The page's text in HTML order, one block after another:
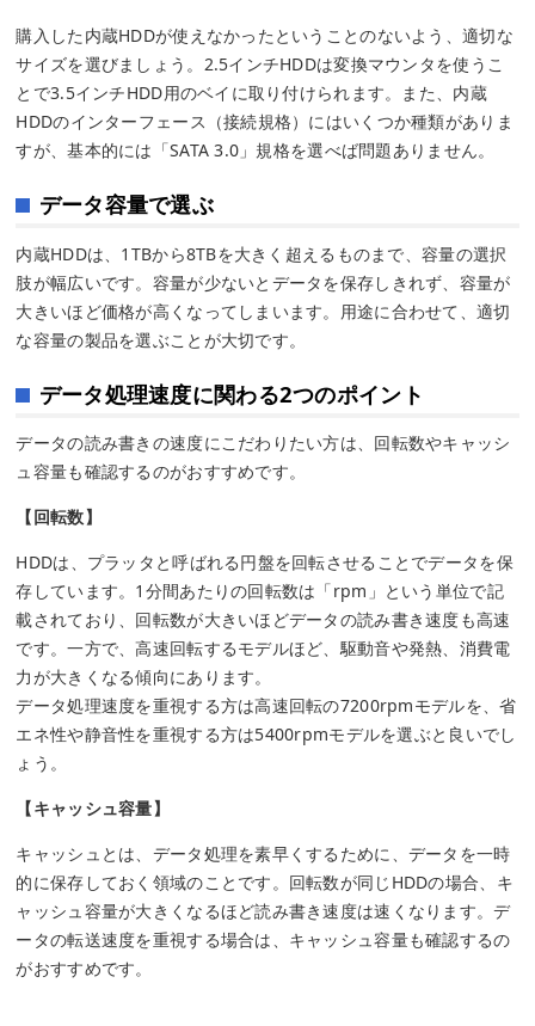
購入した内蔵HDDが使えなかったということのないよう、適切な
サイズを選びましょう。2.5インチHDDは変換マウンタを使うこ
とで3.5インチHDD用のベイに取り付けられます。また、内蔵
HDDのインターフェース（接続規格）にはいくつか種類がありま
すが、基本的には「SATA 3.0」規格を選べば問題ありません。
データ容量で選ぶ
内蔵HDDは、1TBから8TBを大きく超えるものまで、容量の選択
肢が幅広いです。容量が少ないとデータを保存しきれず、容量が
大きいほど価格が高くなってしまいます。用途に合わせて、適切
な容量の製品を選ぶことが大切です。
データ処理速度に関わる2つのポイント
データの読み書きの速度にこだわりたい方は、回転数やキャッシ
ュ容量も確認するのがおすすめです。
【回転数】
HDDは、プラッタと呼ばれる円盤を回転させることでデータを保
存しています。1分間あたりの回転数は「rpm」という単位で記
載されており、回転数が大きいほどデータの読み書き速度も高速
です。一方で、高速回転するモデルほど、駆動音や発熱、消費電
力が大きくなる傾向にあります。
データ処理速度を重視する方は高速回転の7200rpmモデルを、省
エネ性や静音性を重視する方は5400rpmモデルを選ぶと良いでし
ょう。
【キャッシュ容量】
キャッシュとは、データ処理を素早くするために、データを一時
的に保存しておく領域のことです。回転数が同じHDDの場合、キ
ャッシュ容量が大きくなるほど読み書き速度は速くなります。デ
ータの転送速度を重視する場合は、キャッシュ容量も確認するの
がおすすめです。